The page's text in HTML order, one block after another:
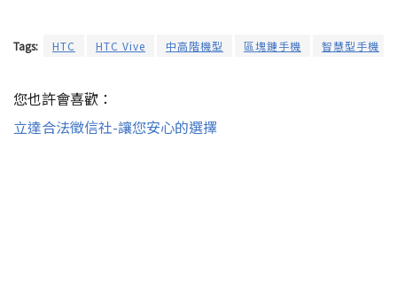
Tags: HTC HTC Vive 中高階機型 區塊鏈手機 智慧型手機
您也許會喜歡：
立達合法徵信社-讓您安心的選擇